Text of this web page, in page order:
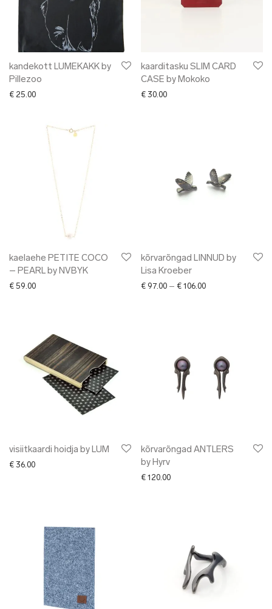
kandekott LUMEKAKK by
Pillezoo
€ 25.00
kaarditasku SLIM CARD
CASE by Mokoko
€ 30.00
kaelaehe PETITE COCO
– PEARL by NVBYK
€ 59.00
kõrvarõngad LINNUD by
Lisa Kroeber
€ 97.00 – € 106.00Price range: €
visiitkaardi hoidja by LUM
€ 36.00
kõrvarõngad ANTLERS
by Hyrv
€ 120.00